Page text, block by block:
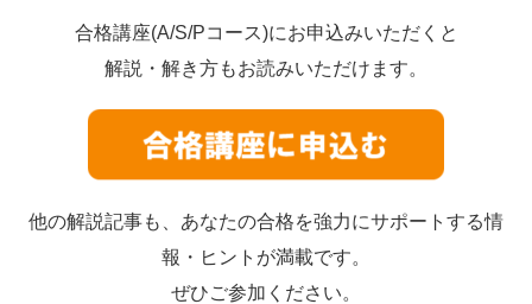
合格講座(A/S/Pコース)にお申込みいただくと
解説・解き方もお読みいただけます。
他の解説記事も、あなたの合格を強力にサポートする情
報・ヒントが満載です。
ぜひご参加ください。